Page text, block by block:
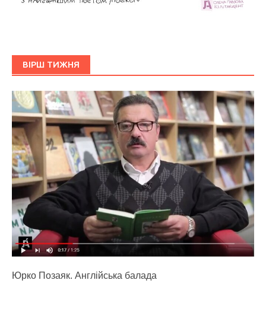
ВІРШ ТИЖНЯ
Юрко Позаяк. Англійська балада